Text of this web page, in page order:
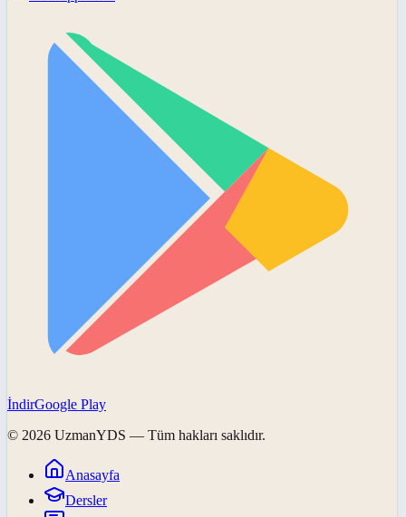
İndirGoogle Play
© 2026 UzmanYDS — Tüm hakları saklıdır.
Anasayfa
Dersler